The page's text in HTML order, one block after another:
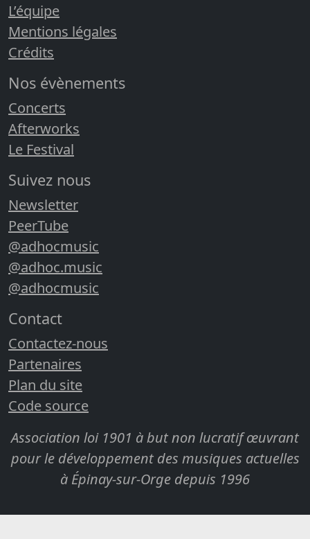
L’équipe
Mentions légales
Crédits
Nos évènements
Concerts
Afterworks
Le Festival
Suivez nous
Newsletter
PeerTube
@adhocmusic
@adhoc.music
@adhocmusic
Contact
Contactez-nous
Partenaires
Plan du site
Code source
Association loi 1901 à but non lucratif œuvrant
pour le développement des musiques actuelles
à Épinay-sur-Orge depuis 1996